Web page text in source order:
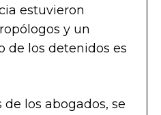
estuvieron
y un
de los detenidos es
los abogados, se